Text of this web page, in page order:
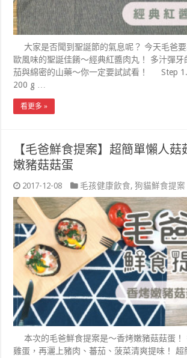
大家是否聞到聖誕節的氣息呢？ 今天毛爸
歐風味的聖誕佳餚～經典紅醬肉丸！ 多汁彈牙
茄與綿密的山藥～你一定要試試看！ Step
200 g …
看更多 »
【毛爸鮮食提案】超簡單懶人
嫩豬菇菇蛋
2017-12-08 毛孩健康飲食,狗貓鮮食提案
本次的毛爸鮮食提案是～香烤嫩豬菇菇蛋！
雞蛋，再灑上豬肉、蕃茄、菠菜清爽提味！